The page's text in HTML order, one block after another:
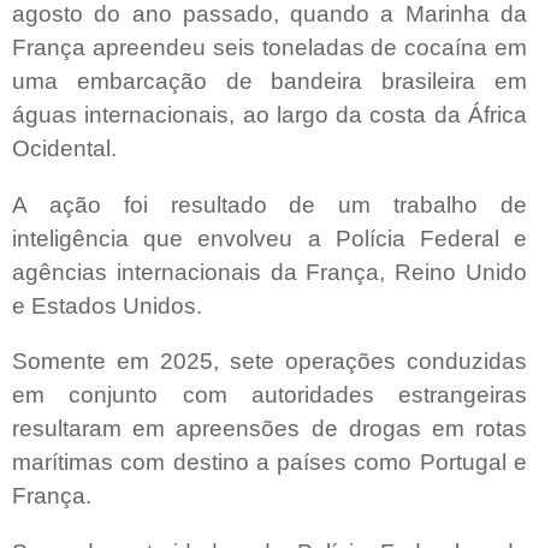
agosto do ano passado, quando a Marinha da
França apreendeu seis toneladas de cocaína em
uma embarcação de bandeira brasileira em
águas internacionais, ao largo da costa da África
Ocidental.
A ação foi resultado de um trabalho de
inteligência que envolveu a Polícia Federal e
agências internacionais da França, Reino Unido
e Estados Unidos.
Somente em 2025, sete operações conduzidas
em conjunto com autoridades estrangeiras
resultaram em apreensões de drogas em rotas
marítimas com destino a países como Portugal e
França.